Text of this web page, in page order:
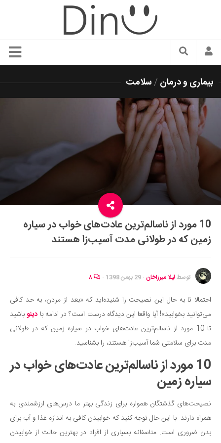
سبک زندگی
زیبایی و آرایش
شیک پوشی
دکوراسیون و چیدمان
رستوران گردی
سفر و گردشگری
ایران گردی
جهان گردی
موفقیت و مهارت‌های فردی
تغذیه سالم
بهداشت
بیماری و درمان
کودک و مادر
ورزش و تندرستی
روانشناسی
مراکز پزشکی و دارویی
فرهنگ و هنر
بیماری و درمان /سلامت
10 مورد از ناسالم‌ترین عادت‌های خواب در سیاره
زمین که در طولانی مدت آسیب‌زا هستند
توسطلیلا میرزاخان · 29 بهمن 1398 ·
احتمالا تا به حال این نصیحت را شنیده‌اید که «بعد از مردن، به حد کافی
می‌توانید بخوابید»! آیا واقعا این دیدگاه درست است؟ در ادامه با دینوباشید
تا 10 مورد از ناسالم‌ترین عادت‌های خواب در سیاره زمین که در طولانی
مدت برای سلامتی شما آسیب‌زا هستند، را بشناسید.
10 مورد از ناسالم‌ترین عادت‌های خواب در
سیاره زمین
نصیحت‌های گذشتگان همواره برای زندگی بهتر ما درس‌های ارزشمندی به
همراه دارند. با این حال توجه کنید که خوابیدن کافی به اندازه غذا و آب برای
بدن ضروری است. متاسفانه بسیاری از افراد در بهترین حالت از خوابیدن